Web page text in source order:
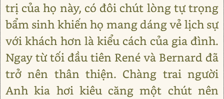
trị của họ này, có đôi chút lòng tự trọng
bẩm sinh khiến họ mang dáng vẻ lịch sự
với khách hơn là kiểu cách của gia đình.
Ngay từ tối đầu tiên René và Bernard đã
trở nên thân thiện. Chàng trai người
Anh kia hơi kiêu căng một chút nên